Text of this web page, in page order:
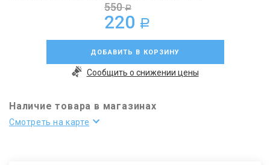
550a
220 a
ДОБАВИТЬ В КОРЗИНУ
Сообщить о снижении цены
Наличие товара в магазинах
Смотреть на карте